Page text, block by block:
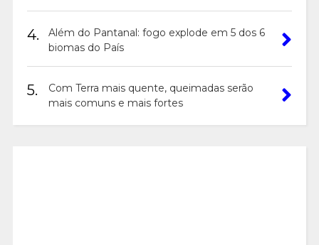
4.
Além do Pantanal: fogo explode em 5 dos 6
biomas do País
5.
Com Terra mais quente, queimadas serão
mais comuns e mais fortes